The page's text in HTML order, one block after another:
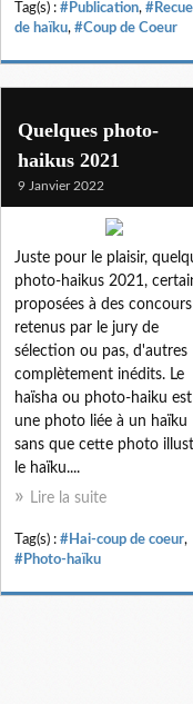
Tag(s) : #Publication,
de haïku, #Coup de Coeur
Quelques photo-
haikus 2021
9 Janvier 2022
Juste pour le plaisir,
photo-haikus 2021,
proposées à des concours
retenus par le jury de
sélection ou pas, d'autres
complètement inédits. Le
haïsha ou photo-haiku est
une photo liée à un haïku
sans que cette photo
le haïku....
Lire la suite
Tag(s) : #Hai-coup de coeur,
#Photo-haïku